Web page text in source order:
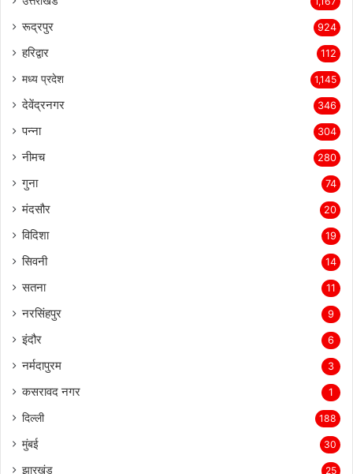
1,167
रूद्रपुर 924
112
मध्य प्रदेश 1,145
346
पन्ना 304
280
गुना 74
मंदसौर 20
विदिशा 19
14
सतना 11
नरसिंहपुर 9
इंदौर 6
3
कसरावद नगर 1
188
30